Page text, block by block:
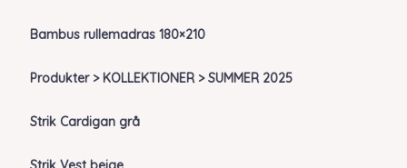
Bambus rullemadras 180×210
Produkter > KOLLEKTIONER > SUMMER 2025
Strik Cardigan grå